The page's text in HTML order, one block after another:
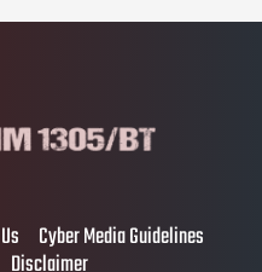
Cyber Media Guidelines